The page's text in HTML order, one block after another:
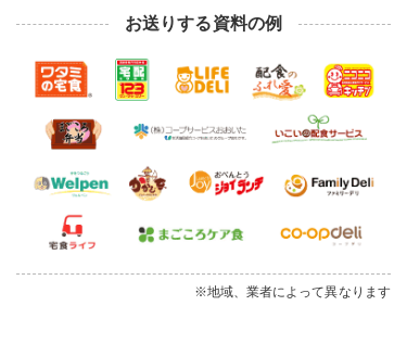
お送りする資料の例
※地域、業者によって異なります